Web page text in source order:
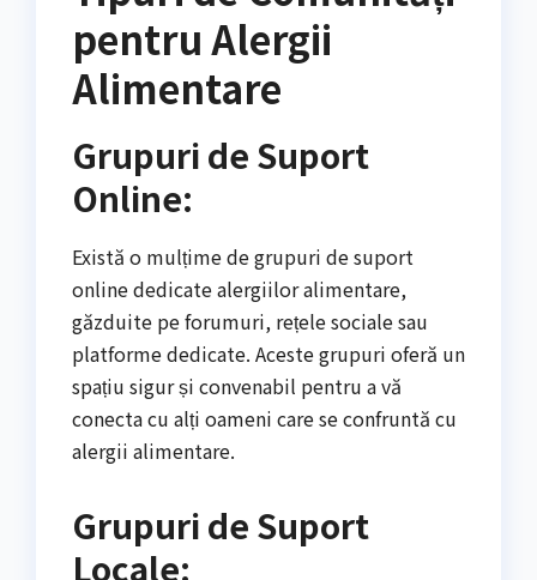
pentru Alergii
Alimentare
Grupuri de Suport
Online:
Există o mulțime de grupuri de suport
online dedicate alergiilor alimentare,
găzduite pe forumuri, rețele sociale sau
platforme dedicate. Aceste grupuri oferă un
spațiu sigur și convenabil pentru a vă
conecta cu alți oameni care se confruntă cu
alergii alimentare.
Grupuri de Suport
Locale: